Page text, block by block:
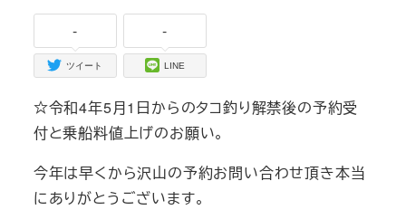
-
ツイート
-
LINE
☆令和4年5月1日からのタコ釣り解禁後の予約受
付と乗船料値上げのお願い。
今年は早くから沢山の予約お問い合わせ頂き本当
にありがとうございます。